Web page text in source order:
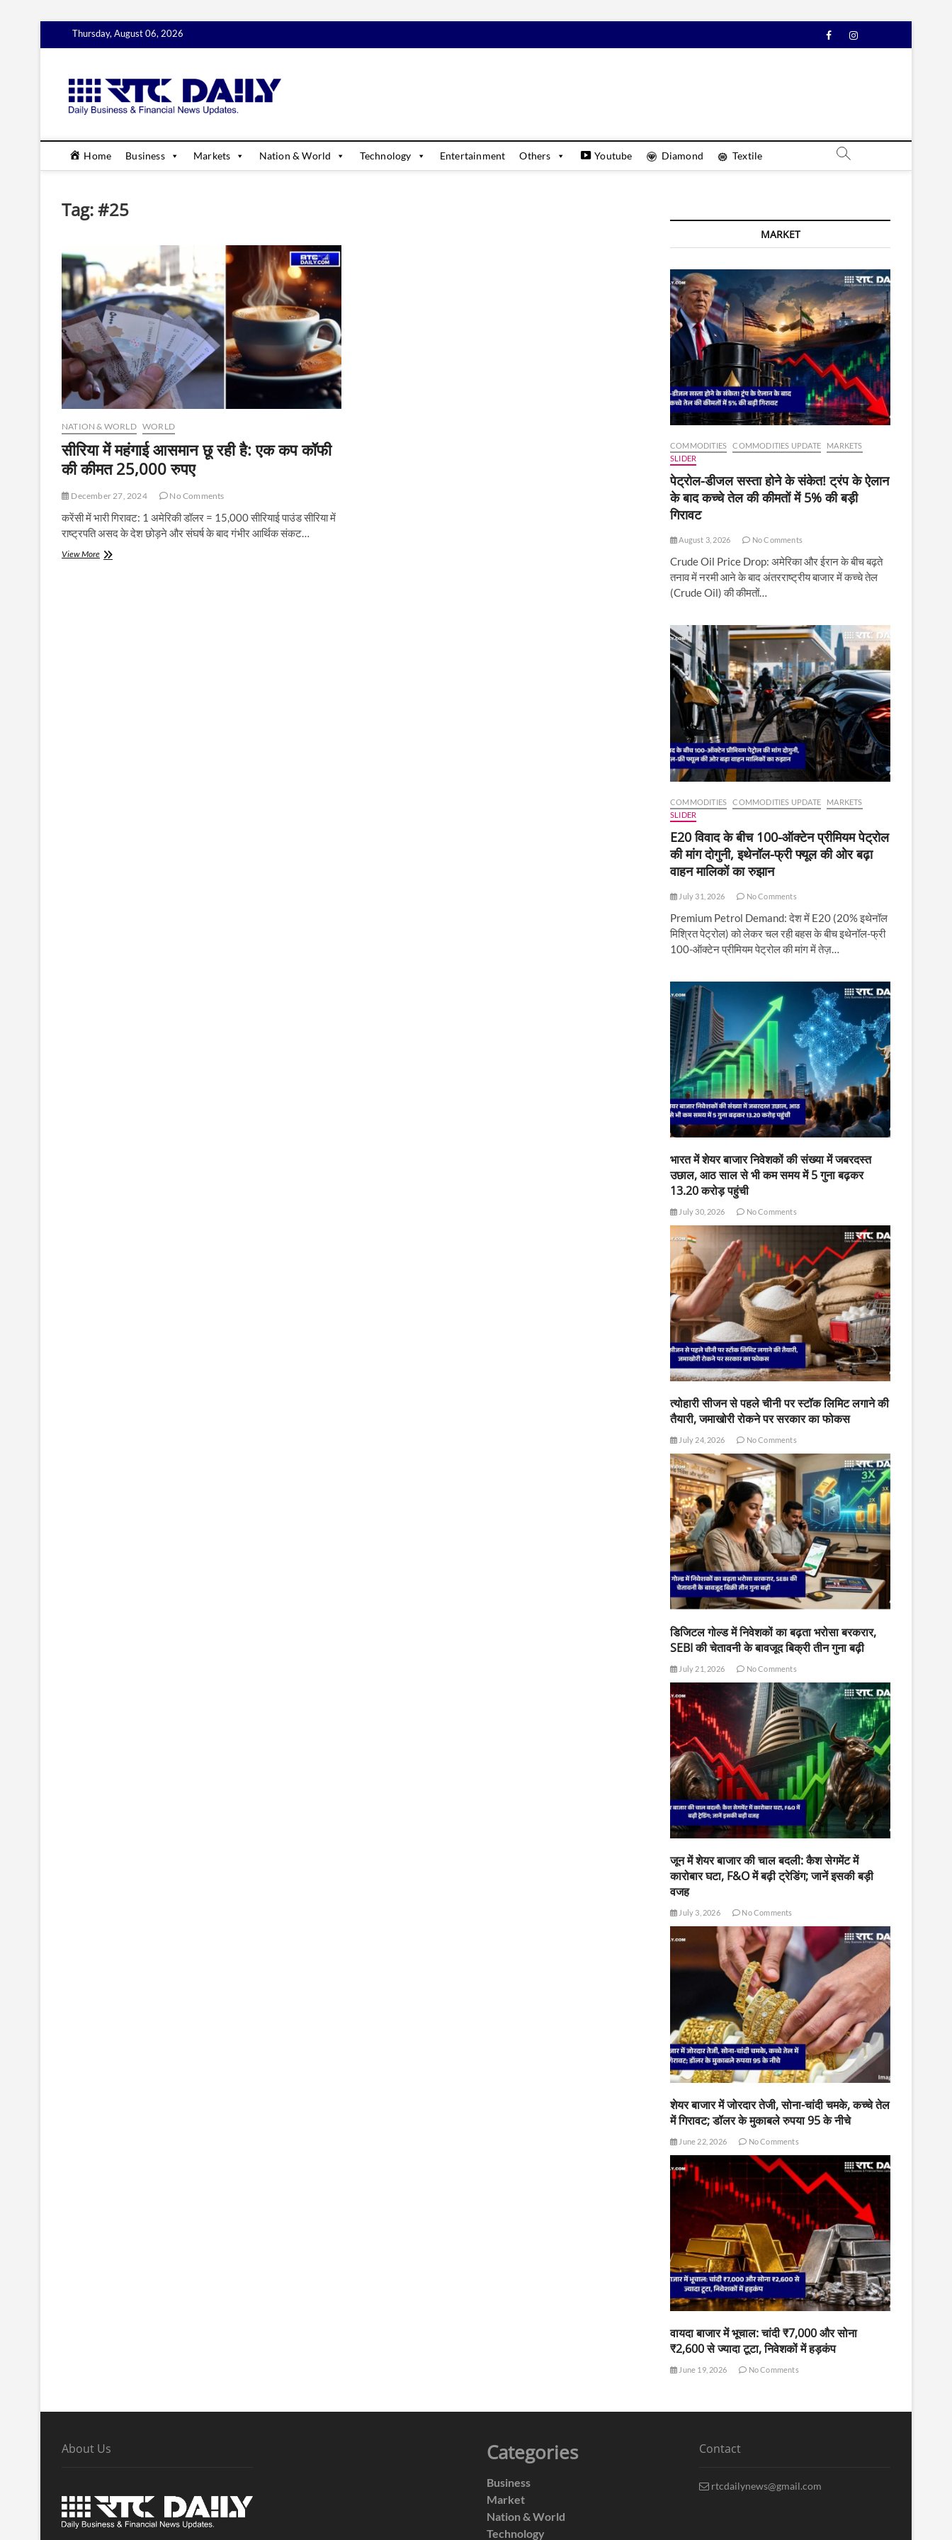
Thursday, August 06, 2026 FacebookInstagram
Home Business Markets Nation & World Technology Entertainment Others Youtube Diamond Textile
Tag:#25
NATION & WORLD WORLD
सीरिया में महंगाई आसमान छू रही है: एक कप कॉफी
की कीमत 25,000 रुपए
December 27, 2024 No Comments
करेंसी में भारी गिरावट: 1 अमेरिकी डॉलर = 15,000 सीरियाई पाउंड सीरिया में
राष्ट्रपति असद के देश छोड़ने और संघर्ष के बाद गंभीर आर्थिक संकट…
View Moreसीरिया
MARKET
COMMODITIES COMMODITIES UPDATE
MARKETS
SLIDER
पेट्रोल-डीजल सस्ता होने के संकेत! ट्रंप के ऐलान
के बाद कच्चे तेल की कीमतों में 5% की बड़ी
गिरावट
August 3, 2026 No Comments
Crude Oil Price Drop: अमेरिका और ईरान के बीच बढ़ते
तनाव में नरमी आने के बाद अंतरराष्ट्रीय बाजार में कच्चे तेल
(Crude Oil) की कीमतों…
COMMODITIES COMMODITIES UPDATE
MARKETS
SLIDER
E20 विवाद के बीच 100-ऑक्टेन प्रीमियम पेट्रोल
की मांग दोगुनी, इथेनॉल-फ्री फ्यूल की ओर बढ़ा
वाहन मालिकों का रुझान
July 31, 2026 No Comments
Premium Petrol Demand: देश में E20 (20% इथेनॉल
मिश्रित पेट्रोल) को लेकर चल रही बहस के बीच इथेनॉल-फ्री
100-ऑक्टेन प्रीमियम पेट्रोल की मांग में तेज़…
भारत में शेयर बाजार निवेशकों की संख्या में जबरदस्त
उछाल, आठ साल से भी कम समय में 5 गुना बढ़कर
13.20 करोड़ पहुंची
July 30, 2026 No Comments
त्योहारी सीजन से पहले चीनी पर स्टॉक लिमिट लगाने की
तैयारी, जमाखोरी रोकने पर सरकार का फोकस
July 24, 2026 No Comments
डिजिटल गोल्ड में निवेशकों का बढ़ता भरोसा बरकरार,
SEBI की चेतावनी के बावजूद बिक्री तीन गुना बढ़ी
July 21, 2026 No Comments
जून में शेयर बाजार की चाल बदली: कैश सेगमेंट में
कारोबार घटा, F&O में बढ़ी ट्रेडिंग; जानें इसकी बड़ी
वजह
July 3, 2026 No Comments
शेयर बाजार में जोरदार तेजी, सोना-चांदी चमके, कच्चे तेल
में गिरावट; डॉलर के मुकाबले रुपया 95 के नीचे
June 22, 2026 No Comments
वायदा बाजार में भूचाल: चांदी ₹7,000 और सोना
₹2,600 से ज्यादा टूटा, निवेशकों में हड़कंप
June 19, 2026 No Comments
About Us Categories
Business
Market
Nation & World
Technology
Contact
rtcdailynews@gmail.com